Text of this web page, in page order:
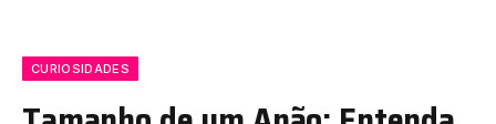
CURIOSIDADES